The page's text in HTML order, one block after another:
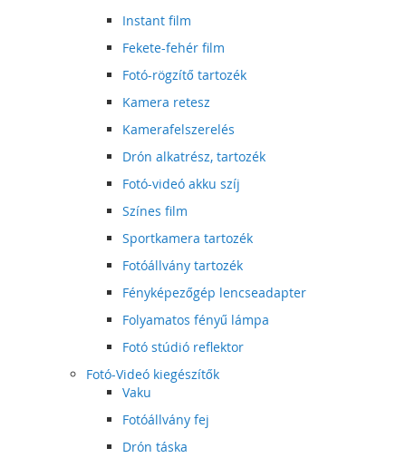
Instant film
Fekete-fehér film
Fotó-rögzítő tartozék
Kamera retesz
Kamerafelszerelés
Drón alkatrész, tartozék
Fotó-videó akku szíj
Színes film
Sportkamera tartozék
Fotóállvány tartozék
Fényképezőgép lencseadapter
Folyamatos fényű lámpa
Fotó stúdió reflektor
Fotó-Videó kiegészítők
Vaku
Fotóállvány fej
Drón táska